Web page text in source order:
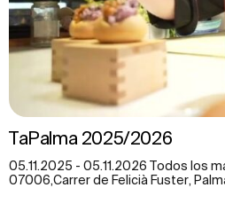
TaPalma 2025/2026
05.11.2025 - 05.11.2026 Todos los
07006,Carrer de Felicià Fuster,